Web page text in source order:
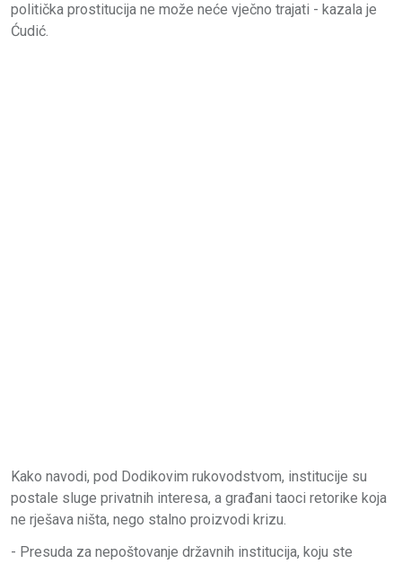
politička prostitucija ne može neće vječno trajati - kazala je
Ćudić.
Kako navodi, pod Dodikovim rukovodstvom, institucije su
postale sluge privatnih interesa, a građani taoci retorike koja
ne rješava ništa, nego stalno proizvodi krizu.
- Presuda za nepoštovanje državnih institucija, koju ste